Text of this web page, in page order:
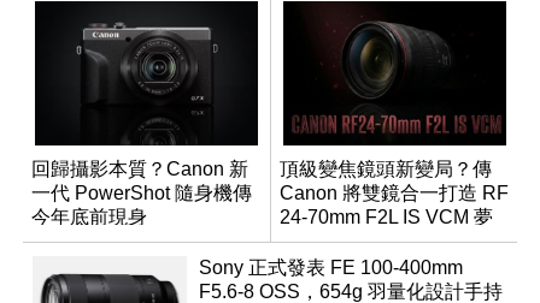
回歸攝影本質？Canon 新
一代 PowerShot 隨身機傳
今年底前現身
頂級變焦鏡頭新變局？傳
Canon 將雙鏡合一打造 RF
24-70mm F2L IS VCM 夢
幻規格
Sony 正式發表 FE 100-400mm
F5.6-8 OSS，654g 羽量化設計手持